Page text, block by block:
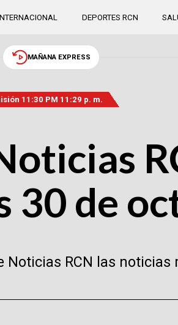
DEPORTES RCN
MAÑANA EXPRESS
11:30 PM 11:29 p. m.
30 de
Noticias RCN las